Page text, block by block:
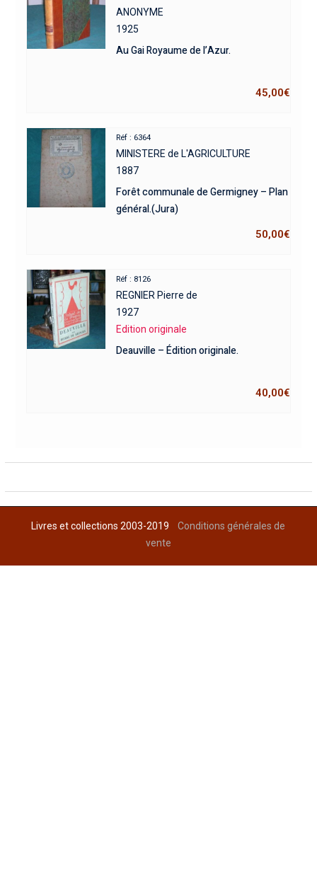
ANONYME
1925
Au Gai Royaume de l’Azur.
45,00€
Réf : 6364
MINISTERE de L'AGRICULTURE
1887
Forêt communale de Germigney – Plan
général.(Jura)
50,00€
Réf : 8126
REGNIER Pierre de
1927
Edition originale
Deauville – Édition originale.
40,00€
Livres et collections 2003-2019Conditions générales de
vente